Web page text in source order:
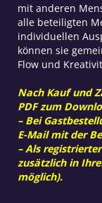
mit anderen
alle beteiligten
individuellen
können sie
Flow und
Nach Kauf und
PDF zum
– Bei
E-Mail mit der
– Als
zusätzlich in
möglich).